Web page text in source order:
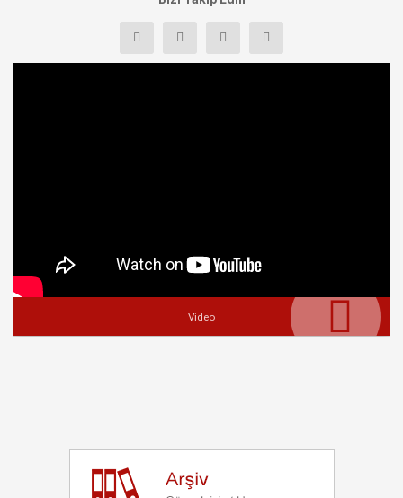
Video